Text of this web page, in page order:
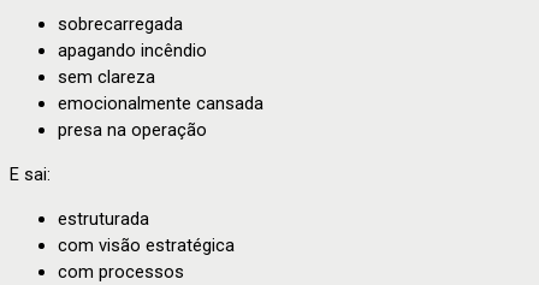
sobrecarregada
apagando incêndio
sem clareza
emocionalmente cansada
presa na operação
E sai:
estruturada
com visão estratégica
com processos